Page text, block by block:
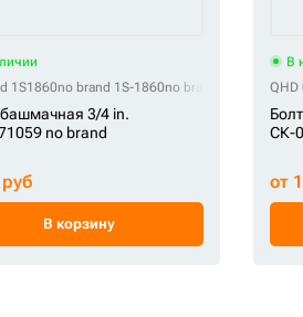
1S1860no brand 1S-1860no brand
3/4 in.
no brand
В корзину
В
QHD
СК-
от